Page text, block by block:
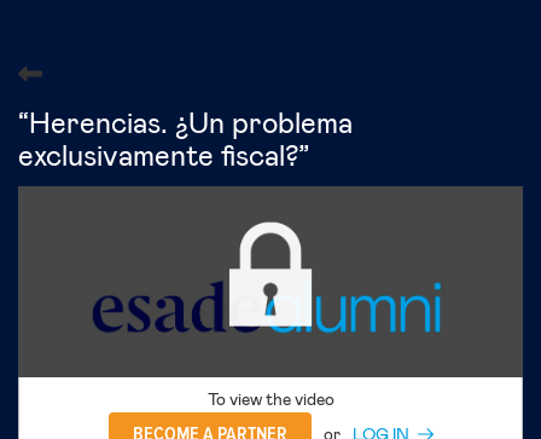
“Herencias. ¿Un problema
exclusivamente fiscal?”
To view the video
BECOME A PARTNER